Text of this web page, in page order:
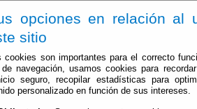
opciones en relación al
sitio
cookies son importantes para el correcto
navegación, usamos cookies para
seguro, recopilar estadísticas para
personalizado en función de sus intereses.